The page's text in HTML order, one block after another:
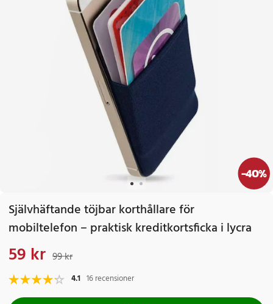
-40%
Självhäftande töjbar korthållare för
mobiltelefon – praktisk kreditkortsficka i lycra
Nuvarande pris
59 kr 99 kr
4.1 16 recensioner